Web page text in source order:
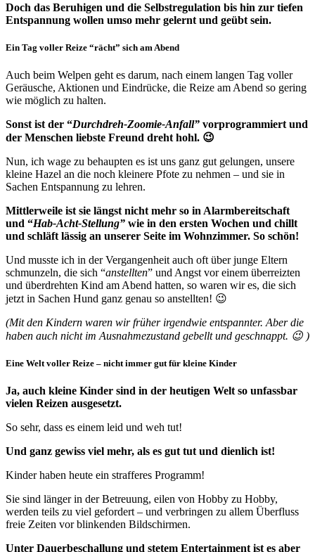
Doch das Beruhigen und die Selbstregulation bis hin zur tiefen
Entspannung wollen umso mehr gelernt und geübt sein.
Ein Tag voller Reize “rächt” sich am Abend
Auch beim Welpen geht es darum, nach einem langen Tag voller
Geräusche, Aktionen und Eindrücke, die Reize am Abend so gering
wie möglich zu halten.
Sonst ist der “Durchdreh-Zoomie-Anfall” vorprogrammiert und
der Menschen liebste Freund dreht hohl. 😉
Nun, ich wage zu behaupten es ist uns ganz gut gelungen, unsere
kleine Hazel an die noch kleinere Pfote zu nehmen – und sie in
Sachen Entspannung zu lehren.
Mittlerweile ist sie längst nicht mehr so in Alarmbereitschaft
und “Hab-Acht-Stellung” wie in den ersten Wochen und chillt
und schläft lässig an unserer Seite im Wohnzimmer. So schön!
Und musste ich in der Vergangenheit auch oft über junge Eltern
schmunzeln, die sich “anstellten” und Angst vor einem überreizten
und überdrehten Kind am Abend hatten, so waren wir es, die sich
jetzt in Sachen Hund ganz genau so anstellten! 😉
(Mit den Kindern waren wir früher irgendwie entspannter. Aber die
haben auch nicht im Ausnahmezustand gebellt und geschnappt. 😉 )
Eine Welt voller Reize – nicht immer gut für kleine Kinder
Ja, auch kleine Kinder sind in der heutigen Welt so unfassbar
vielen Reizen ausgesetzt.
So sehr, dass es einem leid und weh tut!
Und ganz gewiss viel mehr, als es gut tut und dienlich ist!
Kinder haben heute ein strafferes Programm!
Sie sind länger in der Betreuung, eilen von Hobby zu Hobby,
werden teils zu viel gefordert – und verbringen zu allem Überfluss
freie Zeiten vor blinkenden Bildschirmen.
Unter Dauerbeschallung und stetem Entertainment ist es aber